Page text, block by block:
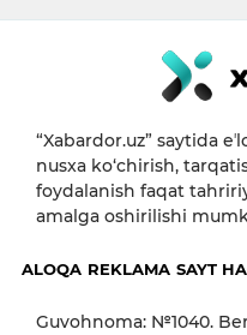
“Xabardor.uz” saytida
nusxa ko‘chirish,
foydalanish faqat
amalga oshirilishi
ALOQA REKLAMA SAYT
Guvohnoma: №1040.